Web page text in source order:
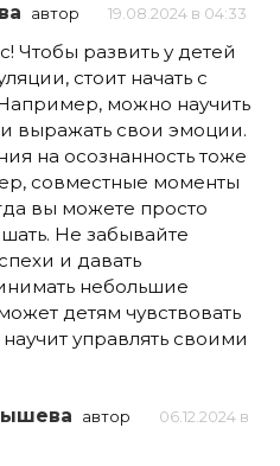
автор 19.08.2024 в 04:33
Чтобы развить у детей
стоит начать с
можно научить
и выражать свои эмоции.
на осознанность тоже
совместные моменты
вы можете просто
Не забывайте
и давать
небольшие
детям чувствовать
управлять своими
автор
06.12.2024 в